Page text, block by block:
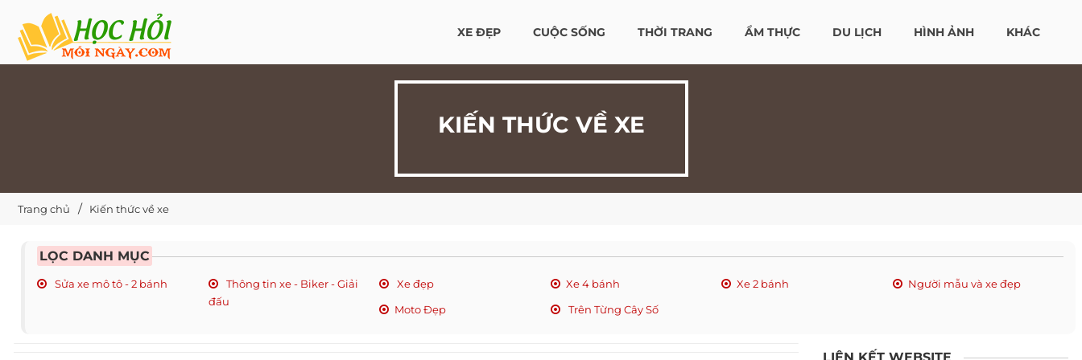
XE ĐẸP CUỘC SỐNG THỜI TRANG ẨM THỰC DU LỊCH HÌNH ẢNH KHÁC
KIẾN THỨC VỀ XE
Trang chủ Kiến thức về xe
LỌC DANH MỤC
Sửa xe mô tô - 2 bánh
Thông tin xe - Biker - Giải
đấu
Xe đẹp Xe 4 bánh Xe 2 bánh
Người mẫu và xe đẹp
Moto Đẹp
Trên Từng Cây Số